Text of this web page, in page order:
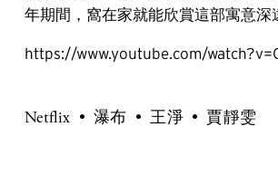
年期間，窩在家就能欣賞這部寓意深
https://www.youtube.com/
Netflix 瀑布 王淨 賈靜雯